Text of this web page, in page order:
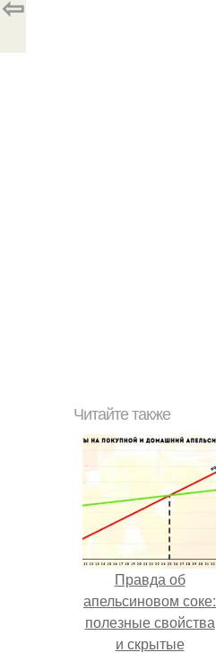
Читайте также
Правда об
апельсиновом соке:
полезные свойства
и скрытые